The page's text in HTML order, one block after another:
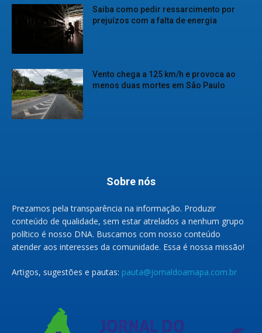
Saiba como pedir ressarcimento por
prejuízos com a falta de energia
Vento chega a 125 km/h e provoca ao
menos duas mortes em São Paulo
Sobre nós
Prezamos pela transparência na informação. Produzir
conteúdo de qualidade, sem estar atrelados a nenhum grupo
político é nosso DNA. Buscamos com nosso conteúdo
atender aos interesses da comunidade. Essa é nossa missão!
Artigos, sugestões e pautas: pauta@jornaldoamapa.com.br